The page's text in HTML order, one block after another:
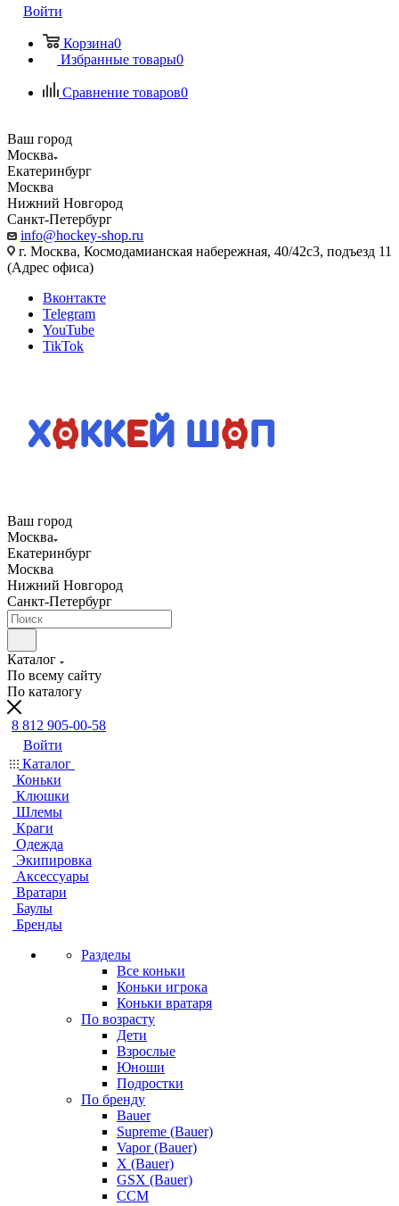
Войти
Корзина0
Избранные товары0
Сравнение товаров0
Ваш город
Москва
Екатеринбург
Москва
Нижний Новгород
Санкт-Петербург
info@hockey-shop.ru
г. Москва, Космодамианская набережная, 40/42с3, подъезд 11
(Адрес офиса)
Вконтакте
Telegram
YouTube
TikTok
Ваш город
Москва
Екатеринбург
Москва
Нижний Новгород
Санкт-Петербург
Каталог
По всему сайту
По каталогу
8 812 905-00-58
Войти
Каталог
Коньки
Клюшки
Шлемы
Краги
Одежда
Экипировка
Аксессуары
Вратари
Баулы
Бренды
Разделы
Все коньки
Коньки игрока
Коньки вратаря
По возрасту
Дети
Взрослые
Юноши
Подростки
По бренду
Bauer
Supreme (Bauer)
Vapor (Bauer)
X (Bauer)
GSX (Bauer)
CCM